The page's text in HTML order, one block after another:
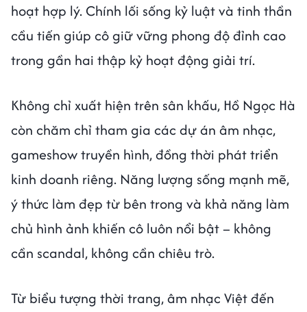
hoạt hợp lý. Chính lối sống kỷ luật và tinh thần
cầu tiến giúp cô giữ vững phong độ đỉnh cao
trong gần hai thập kỷ hoạt động giải trí.
Không chỉ xuất hiện trên sân khấu, Hồ Ngọc Hà
còn chăm chỉ tham gia các dự án âm nhạc,
gameshow truyền hình, đồng thời phát triển
kinh doanh riêng. Năng lượng sống mạnh mẽ,
ý thức làm đẹp từ bên trong và khả năng làm
chủ hình ảnh khiến cô luôn nổi bật – không
cần scandal, không cần chiêu trò.
Từ biểu tượng thời trang, âm nhạc Việt đến